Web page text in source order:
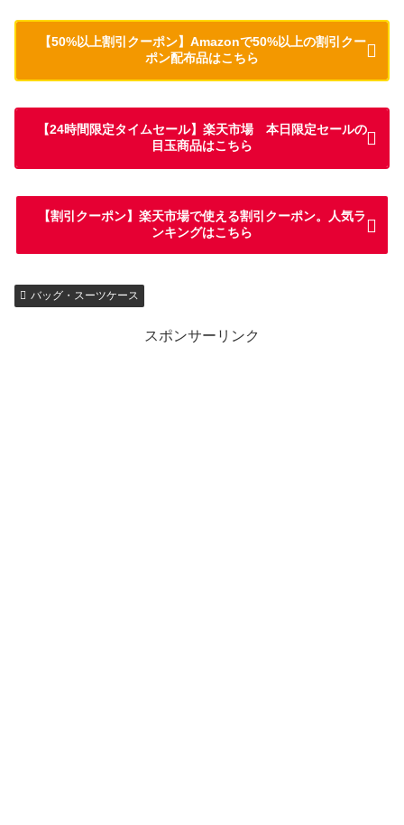
【50%以上割引クーポン】Amazonで50%以上の割引クー
ポン配布品はこちら
【24時間限定タイムセール】楽天市場 本日限定セールの
目玉商品はこちら
【割引クーポン】楽天市場で使える割引クーポン。人気ラ
ンキングはこちら
バッグ・スーツケース
スポンサーリンク